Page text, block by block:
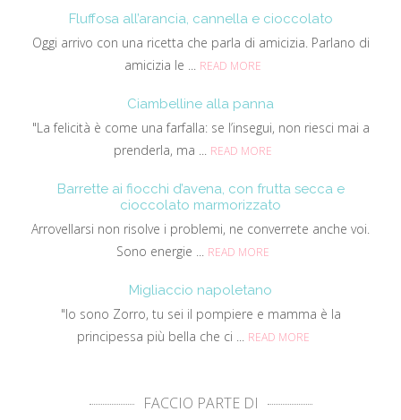
Fluffosa all’arancia, cannella e cioccolato
Oggi arrivo con una ricetta che parla di amicizia. Parlano di
amicizia le ... READ MORE
Ciambelline alla panna
"La felicità è come una farfalla: se l’insegui, non riesci mai a
prenderla, ma ... READ MORE
Barrette ai fiocchi d’avena, con frutta secca e
cioccolato marmorizzato
Arrovellarsi non risolve i problemi, ne converrete anche voi.
Sono energie ... READ MORE
Migliaccio napoletano
"Io sono Zorro, tu sei il pompiere e mamma è la
principessa più bella che ci ... READ MORE
FACCIO PARTE DI